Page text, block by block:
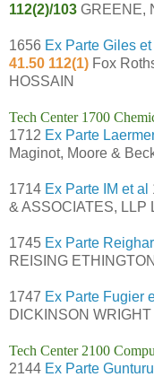
112(2)/103 GREENE,
1656 Ex Parte Giles et
41.50 112(1) Fox
HOSSAIN
Tech Center 1700
1712 Ex Parte
Maginot, Moore &
1714 Ex Parte IM et al
& ASSOCIATES, LLP
1745 Ex Parte
REISING
1747 Ex Parte Fugier
DICKINSON
Tech Center 2100
2144 Ex Parte Gunturu